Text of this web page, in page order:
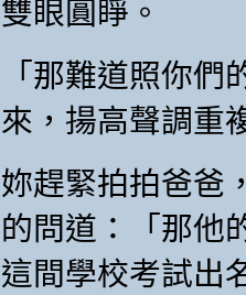
雙眼圓睜。
「那難道照你
來，揚高聲調重
妳趕緊拍拍爸爸
的問道：「那他
這間學校考試出